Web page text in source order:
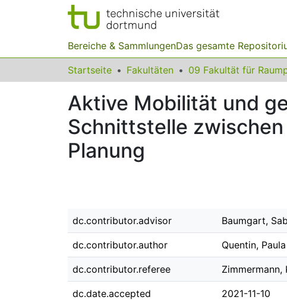
Bereiche & SammlungenDas gesamte
Startseite Fakultäten
Aktive Mobilität und
Schnittstelle
Planung
dc.contributor.advisor Baumgart,
dc.contributor.author Quentin, Paula
dc.contributor.referee Zimmermann,
dc.date.accepted 2021-11-10